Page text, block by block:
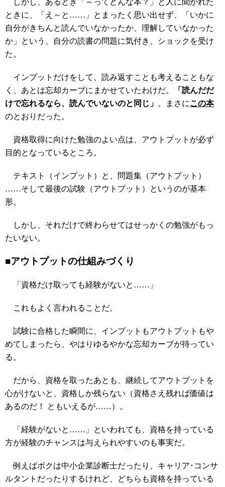
しかし、あるとき「～ってどんな本？」と人に聞かれた
ときに、「え～と……」とまったく思い出せず、「いかに
自分がきちんと読んでいなかったか、理解していなかった
か」という、自分の読書の問題に気付き、ショックを受け
た。
インプットだけをして、読み返すことも考えることもな
く、あとは忘却カーブにまかせていたわけだ。
「読んだだ
けで忘れるなら、読んでいないのと同じ」 。まさにこの本
のとおりだった。
資格取得に向けた勉強のよい点は、アウトプットが必ず
目的となっているところ。
テキスト（インプット）と、問題集（アウトプット）
……そして最後の試験（アウトプット）というのが基本
形。
しかし、それだけで終わらせてはせっかくの勉強がもっ
たいない。
■アウトプットの仕組みづくり
「資格だけ取っても経験がないと……」
これもよく言われることだ。
試験に合格した瞬間に、インプットもアウトプットもや
めてしまったら、やはりゆるやかな忘却カーブが待ってい
る。
だから、資格を取ったあとも、継続してアウトプットを
心がけないと、資格しか残らない（資格さえ残れば価値は
あるのだ！ ともいえるが……）。
「経験がないと……」といわれても、資格を持っている
方が経験のチャンスは与えられやすいのも事実だ。
例えばボクは中小企業診断士だったり、キャリア･コンサ
ルタントだったりするけれど、どちらも資格を持っている